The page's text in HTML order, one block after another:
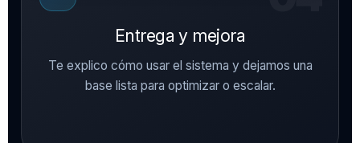
Entrega y mejora
Te explico cómo usar el sistema y dejamos una
base lista para optimizar o escalar.